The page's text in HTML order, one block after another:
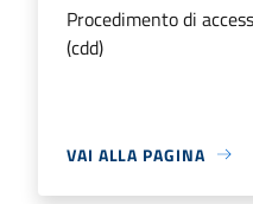
Procedimento di
(cdd)
VAI ALLA PAGINA